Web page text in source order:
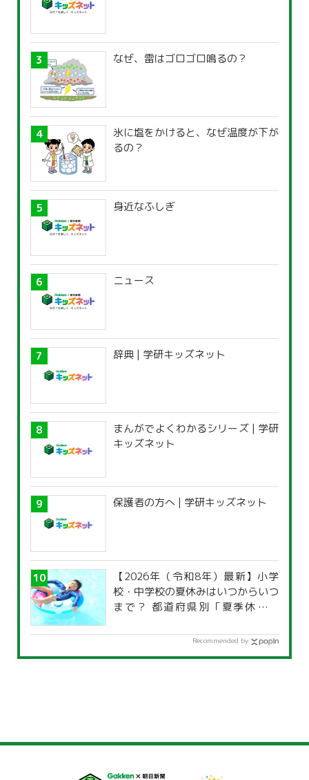
なぜ、雷はゴロゴロ鳴るの？
氷に塩をかけると、なぜ温度が下が
るの？
身近なふしぎ
ニュース
辞典 | 学研キッズネット
まんがでよくわかるシリーズ | 学研
キッズネット
保護者の方へ | 学研キッズネット
【2026年（令和8年）最新】小学
校・中学校の夏休みはいつからいつ
まで？ 都道府県別「夏季休暇一
Recommended by